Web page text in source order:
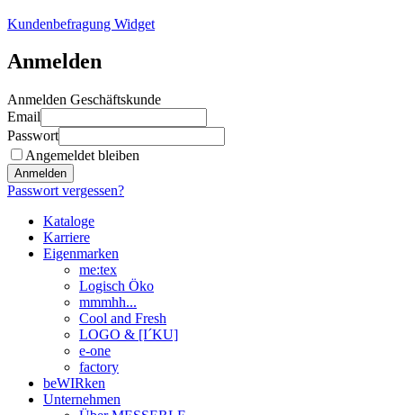
Kundenbefragung Widget
Anmelden
Anmelden Geschäftskunde
Email
Passwort
Angemeldet bleiben
Anmelden
Passwort vergessen?
Kataloge
Karriere
Eigenmarken
me:tex
Logisch Öko
mmmhh...
Cool and Fresh
LOGO & [I´KU]
e-one
factory
beWIRken
Unternehmen